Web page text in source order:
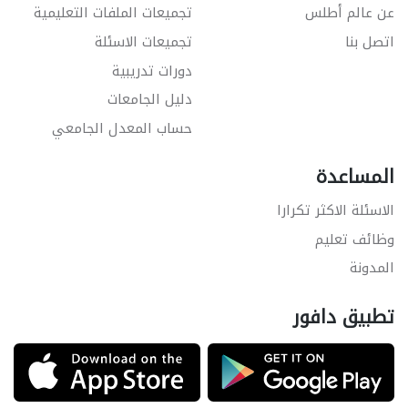
عن عالم أطلس
اتصل بنا
تجميعات الملفات التعليمية
تجميعات الاسئلة
دورات تدريبية
دليل الجامعات
حساب المعدل الجامعي
المساعدة
الاسئلة الاكثر تكرارا
وظائف تعليم
المدونة
تطبيق دافور